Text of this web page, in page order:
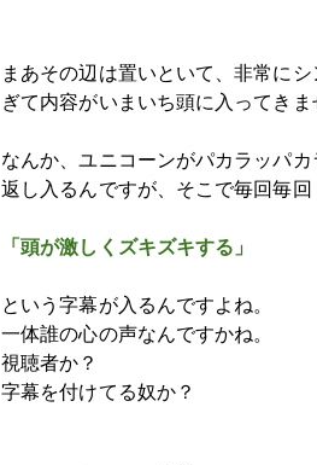
まあその辺は置いといて、非常に
ぎて内容がいまいち頭に入ってきま
なんか、ユニコーンがパカラッパ
返し入るんですが、そこで毎回毎回
「頭が激しくズキズキする」
という字幕が入るんですよね。
一体誰の心の声なんですかね。
視聴者か？
字幕を付けてる奴か？